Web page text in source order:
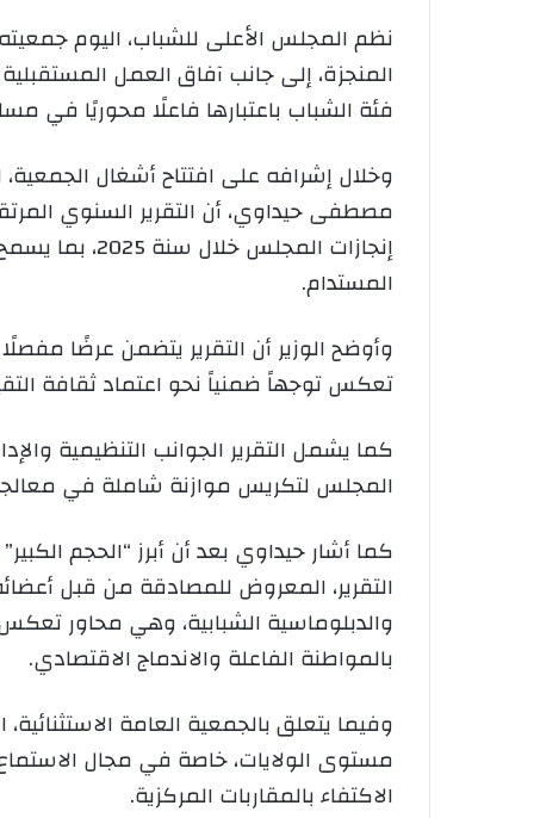
المنجزة، إلى جانب آفاق العمل
فئة الشباب باعتبارها فاعلًا محوريًا في
وخلال إشرافه على افتتاح أشغال
مصطفى حيداوي، أن التقرير السنوي
إنجازات
المستدام.
وأوضح الوزير أن التقرير يتضمن عرضًا
تعكس توجهاً ضمنياً نحو اعتماد ثقافة
كما يشمل التقرير الجوانب التنظيمية
المجلس لتكريس موازنة شاملة في
التقرير، المعروض للمصادقة من قبل أعضائه،
والدبلوماسية الشبابية، وهي محاور تعكس
بالمواطنة الفاعلة والاندماج الاقتصادي.
وفيما يتعلق بالجمعية العامة
مستوى الولايات، خاصة في مجال
الاكتفاء بالمقاربات المركزية.